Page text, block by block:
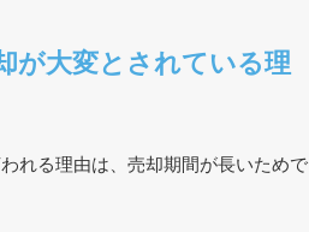
が大変とされている理
れる理由は、売却期間が長いためで